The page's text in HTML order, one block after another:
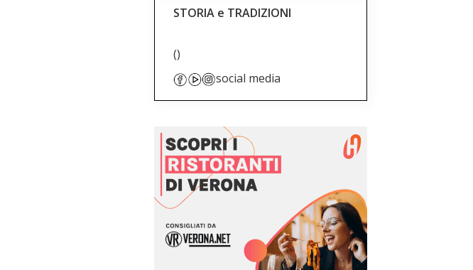
STORIA e TRADIZIONI
()
social media